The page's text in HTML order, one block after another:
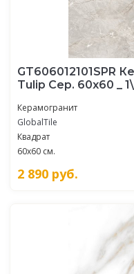
GT606012101SPR
Tulip Сер. 60x60 _
Керамогранит
GlobalTile
Квадрат
60x60 см.
2 890 руб.